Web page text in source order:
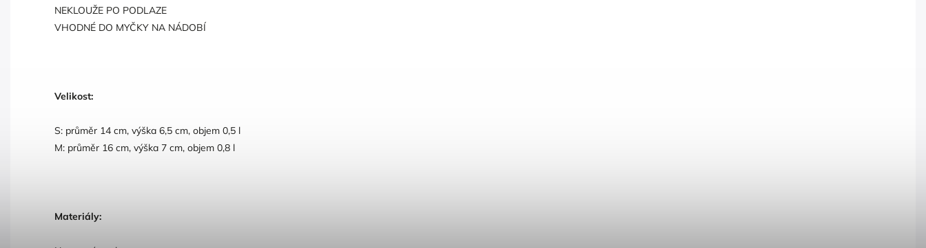
NEKLOUŽE PO PODLAZE
VHODNÉ DO MYČKY NA NÁDOBÍ
Velikost:
S: průměr 14 cm, výška 6,5 cm, objem 0,5 l
M: průměr 16 cm, výška 7 cm, objem 0,8 l
Materiály: